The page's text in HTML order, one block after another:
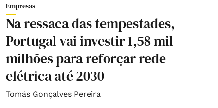
Empresas
Na ressaca das tempestades,
Portugal vai investir 1,58 mil
milhões para reforçar rede
elétrica até 2030
Tomás Gonçalves Pereira